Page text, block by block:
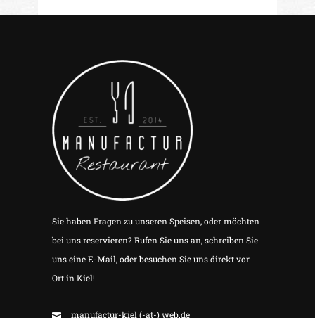
Sie haben Fragen zu unseren Speisen, oder möchten
bei uns reservieren? Rufen Sie uns an, schreiben Sie
uns eine E-Mail, oder besuchen Sie uns direkt vor
Ort in Kiel!
manufactur-kiel (-at-) web.de